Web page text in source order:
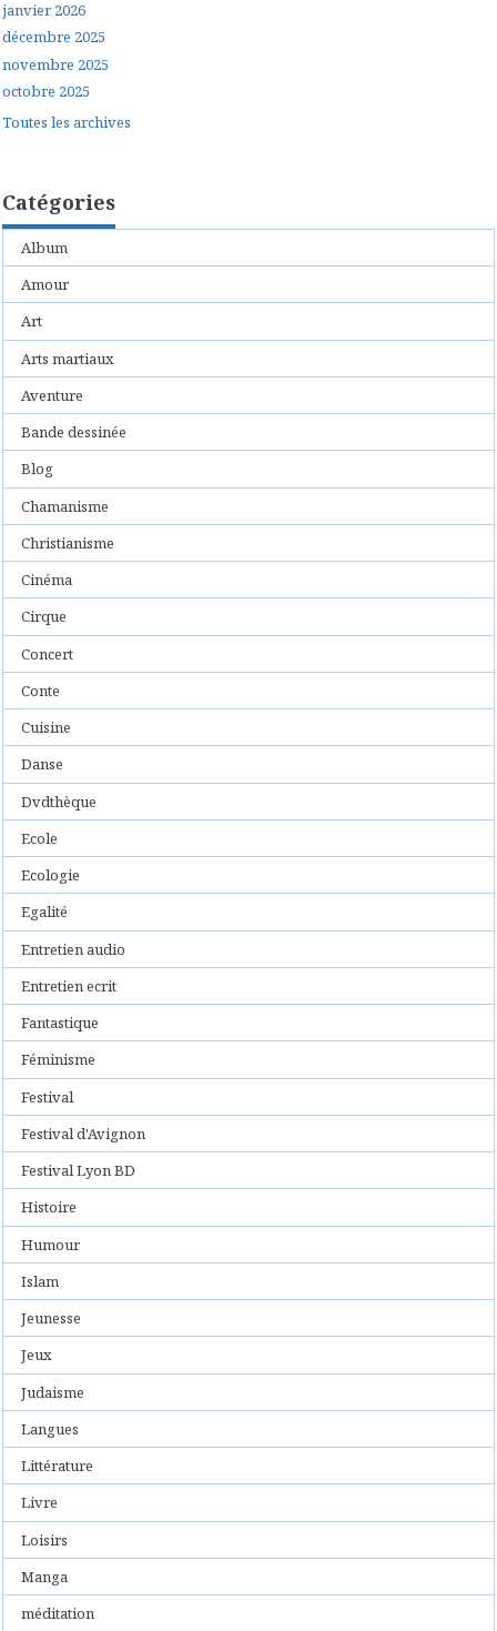
janvier 2026
décembre 2025
novembre 2025
octobre 2025
Toutes les archives
Catégories
Album
Amour
Art
Arts martiaux
Aventure
Bande dessinée
Blog
Chamanisme
Christianisme
Cinéma
Cirque
Concert
Conte
Cuisine
Danse
Dvdthèque
Ecole
Ecologie
Egalité
Entretien audio
Entretien ecrit
Fantastique
Féminisme
Festival
Festival d'Avignon
Festival Lyon BD
Histoire
Humour
Islam
Jeunesse
Jeux
Judaisme
Langues
Littérature
Livre
Loisirs
Manga
méditation